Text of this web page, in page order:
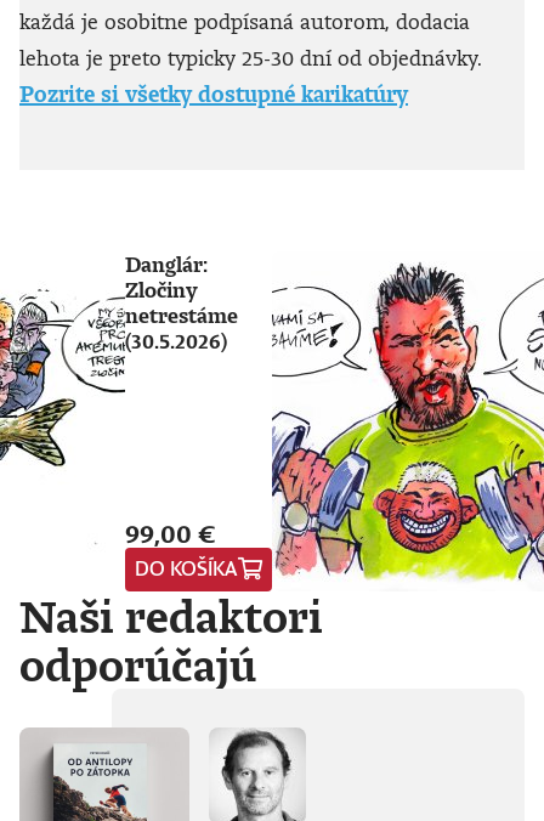
každá je osobitne podpísaná autorom, dodacia
lehota je preto typicky 25-30 dní od objednávky.
Pozrite si všetky dostupné karikatúry
Danglár:
Zločiny
netrestáme
(30.5.2026)
99,00 €
DO KOŠÍKA
Naši redaktori
odporúčajú